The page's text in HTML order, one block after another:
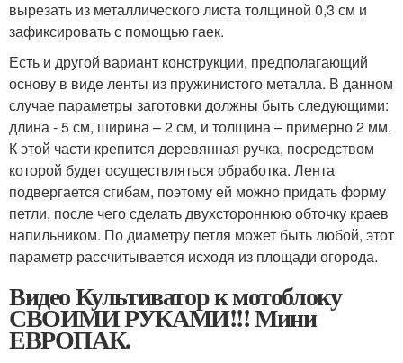
вырезать из металлического листа толщиной 0,3 см и
зафиксировать с помощью гаек.
Есть и другой вариант конструкции, предполагающий
основу в виде ленты из пружинистого металла. В данном
случае параметры заготовки должны быть следующими:
длина - 5 см, ширина – 2 см, и толщина – примерно 2 мм.
К этой части крепится деревянная ручка, посредством
которой будет осуществляться обработка. Лента
подвергается сгибам, поэтому ей можно придать форму
петли, после чего сделать двухстороннюю обточку краев
напильником. По диаметру петля может быть любой, этот
параметр рассчитывается исходя из площади огорода.
Видео Культиватор к мотоблоку
СВОИМИ РУКАМИ!!! Мини
ЕВРОПАК.